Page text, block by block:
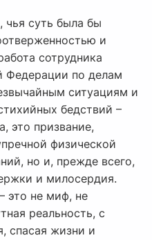
чья суть была бы
и
сотрудника
Федерации по делам
ситуациям и
бедствий –
это призвание,
физической
но и, прежде всего,
и милосердия.
это не миф, не
реальность, с
спасая жизни и